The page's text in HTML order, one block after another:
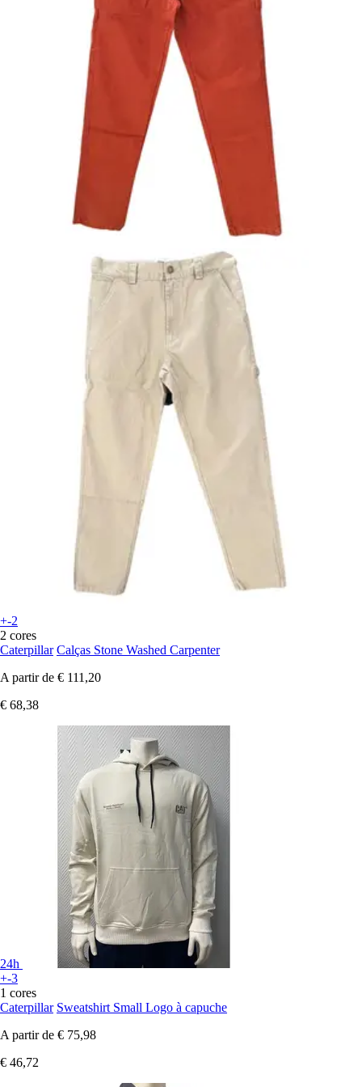
+-2
2 cores
Caterpillar Calças Stone Washed Carpenter
A partir de € 111,20
€ 68,38
24h
+-3
1 cores
Caterpillar Sweatshirt Small Logo à capuche
A partir de € 75,98
€ 46,72